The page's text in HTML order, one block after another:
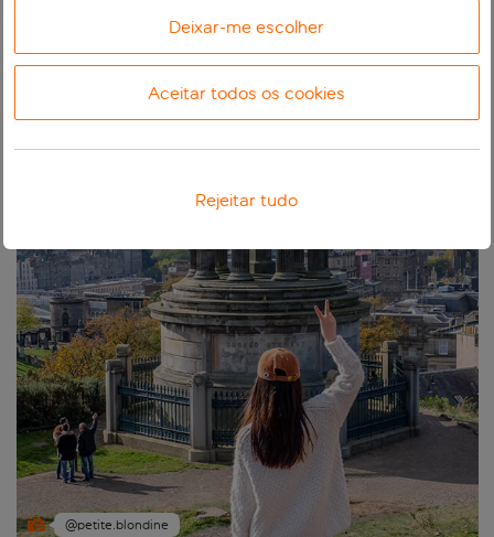
0 0 9 de Reiquiavique Keflavik
desde
@petite.blondine
Deixar-me escolher
Aceitar todos os cookies
Rejeitar tudo